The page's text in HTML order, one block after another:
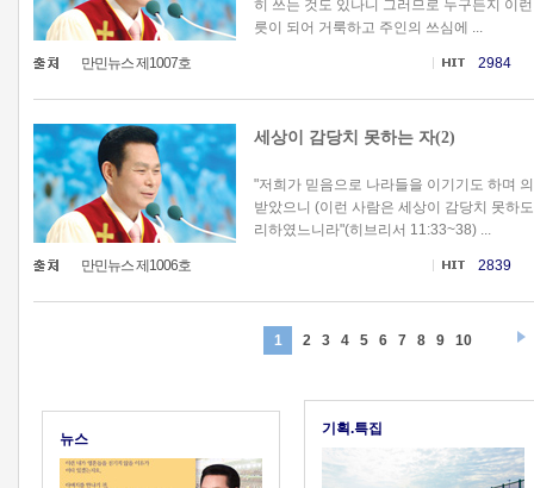
히 쓰는 것도 있나니 그러므로 누구든지 이
릇이 되어 거룩하고 주인의 쓰심에 ...
만민뉴스 제1007호 2984
세상이 감당치 못하는 자(2)
"저희가 믿음으로 나라들을 이기기도 하며
받았으니 (이런 사람은 세상이 감당치 못하
리하였느니라"(히브리서 11:33~38) ...
만민뉴스 제1006호 2839
1 2 3 4 5 6 7 8 9 10
뉴스
기획.특집